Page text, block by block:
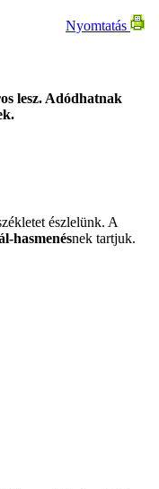
Nyomtatás
lesz. Adódhatnak
észlelünk. A
hasmenésnek tartjuk.